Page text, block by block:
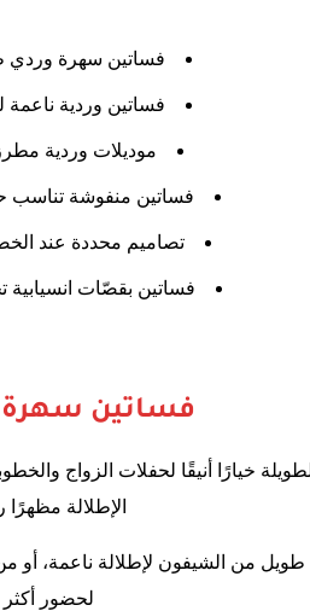
فساتين سهرة وردي
فساتين وردية ناعمة
موديلات وردية
فساتين منفوشة تناسب
تصاميم محددة عند
فساتين بقصّات انسيابية
فساتين سهرة
خيارًا أنيقًا لحفلات الزواج
الإطلالة مظهرًا
من الشيفون لإطلالة ناعمة، أو
لحضور